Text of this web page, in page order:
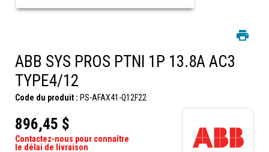
ABB SYS PROS PTNI 1P 13.8A AC3
TYPE4/12
Code du produit : PS-AFAX41-Q12F22
896,45 $
Contactez-nous pour connaître
le délai de livraison